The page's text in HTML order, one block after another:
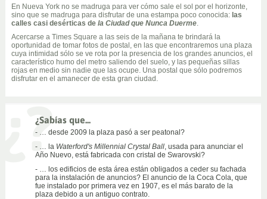
En Nueva York no se madruga para ver cómo sale el sol por el horizonte,
sino que se madruga para disfrutar de una estampa poco conocida:las
calles casi desérticas de la Ciudad que Nunca Duerme.
Acercarse a Times Square a las seis de la mañana te brindará la
oportunidad de tomar fotos de postal, en las que encontraremos una plaza
cuya intimidad sólo se ve rota por la presencia de los grandes anuncios, el
característico humo del metro saliendo del suelo, y las pequeñas sillas
rojas en medio sin nadie que las ocupe. Una postal que sólo podremos
disfrutar en el amanecer de esta gran ciudad.
¿Sabías que...
- … desde 2009 la plaza pasó a ser peatonal?
- … la Waterford's Millennial Crystal Ball, usada para anunciar el
Año Nuevo, está fabricada con cristal de Swarovski?
- … los edificios de esta área están obligados a ceder su fachada
para la instalación de anuncios? El anuncio de la Coca Cola, que
fue instalado por primera vez en 1907, es el más barato de la
plaza debido a un antiguo contrato.